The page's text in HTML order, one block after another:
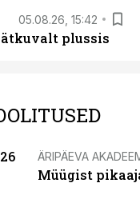
05.08.26, 15:42
plussis
ÄRIPÄEVA
Müügist